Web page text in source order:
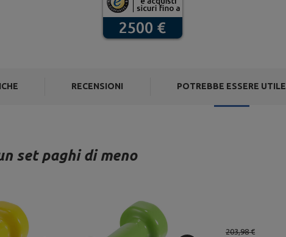
RECENSIONI POTREBBE ESSERE UTILE
set paghi di meno
203,98 €